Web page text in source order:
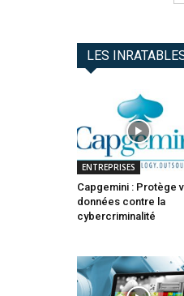
LES
ENTREPRISES
Capgemini : Protège
données contre la
cybercriminalité